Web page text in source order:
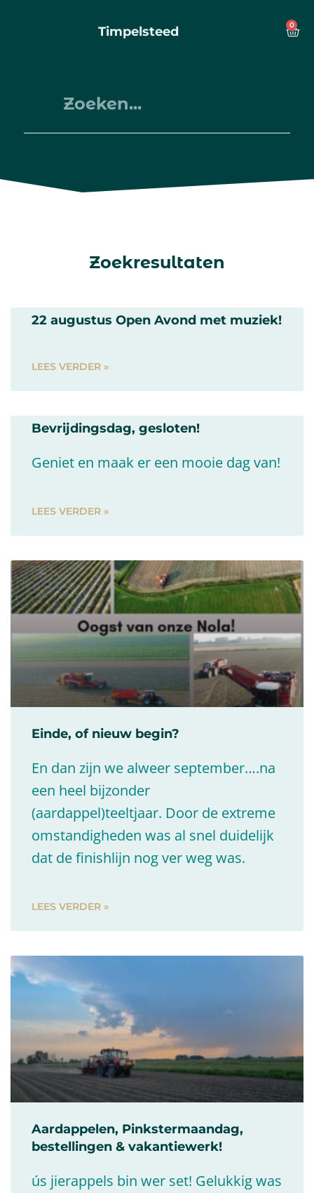
Timpelsteed 0
Zoekresultaten
22 augustus Open Avond met muziek!
LEES VERDER »
Bevrijdingsdag, gesloten!
Geniet en maak er een mooie dag van!
LEES VERDER »
Einde, of nieuw begin?
En dan zijn we alweer september….na
een heel bijzonder
(aardappel)teeltjaar. Door de extreme
omstandigheden was al snel duidelijk
dat de finishlijn nog ver weg was.
LEES VERDER »
Aardappelen, Pinkstermaandag,
bestellingen & vakantiewerk!
ús jierappels bin wer set! Gelukkig was